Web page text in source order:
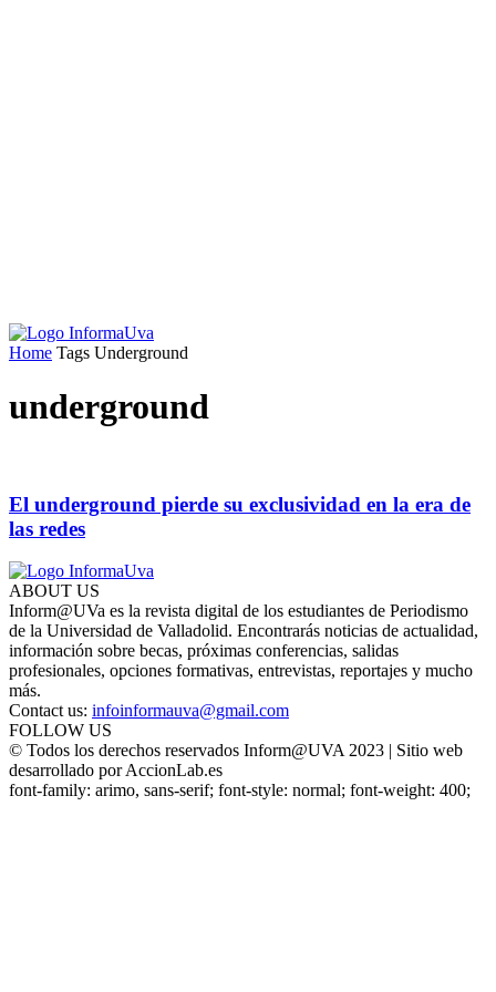
Home Tags Underground
underground
El underground pierde su exclusividad en la era de
las redes
ABOUT US
Inform@UVa es la revista digital de los estudiantes de Periodismo
de la Universidad de Valladolid. Encontrarás noticias de actualidad,
información sobre becas, próximas conferencias, salidas
profesionales, opciones formativas, entrevistas, reportajes y mucho
más.
Contact us: infoinformauva@gmail.com
FOLLOW US
© Todos los derechos reservados Inform@UVA 2023 | Sitio web
desarrollado por AccionLab.es
font-family: arimo, sans-serif; font-style: normal; font-weight: 400;